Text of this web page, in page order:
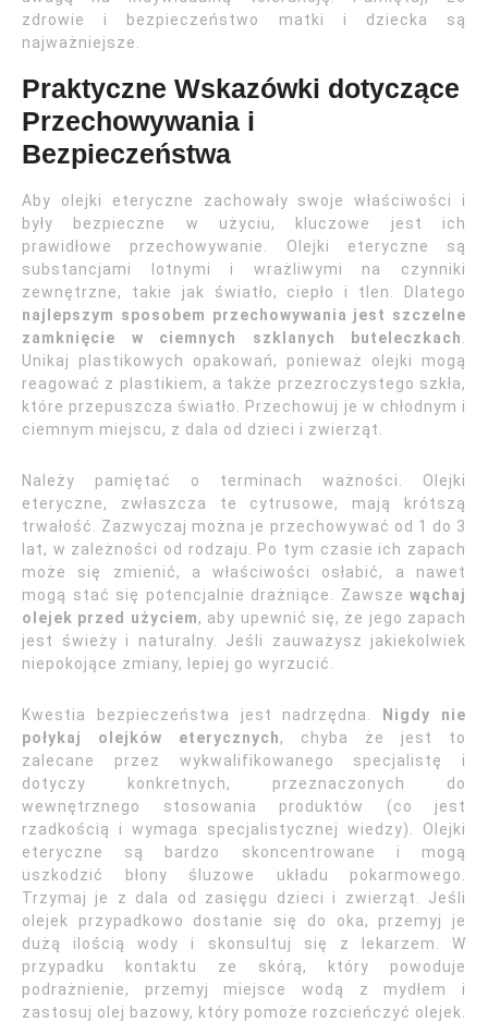
zdrowie i bezpieczeństwo matki i dziecka są
najważniejsze.
Praktyczne Wskazówki dotyczące
Przechowywania i
Bezpieczeństwa
Aby olejki eteryczne zachowały swoje właściwości i
były bezpieczne w użyciu, kluczowe jest ich
prawidłowe przechowywanie. Olejki eteryczne są
substancjami lotnymi i wrażliwymi na czynniki
zewnętrzne, takie jak światło, ciepło i tlen. Dlatego
najlepszym sposobem przechowywania jest szczelne
zamknięcie w ciemnych szklanych buteleczkach
Unikaj plastikowych opakowań, ponieważ olejki mogą
reagować z plastikiem, a także przezroczystego szkła,
które przepuszcza światło. Przechowuj je w chłodnym i
ciemnym miejscu, z dala od dzieci i zwierząt.
Należy pamiętać o terminach ważności. Olejki
eteryczne, zwłaszcza te cytrusowe, mają krótszą
trwałość. Zazwyczaj można je przechowywać od 1 do 3
lat, w zależności od rodzaju. Po tym czasie ich zapach
może się zmienić, a właściwości osłabić, a nawet
mogą stać się potencjalnie drażniące. Zawsze wąchaj
olejek przed użyciem, aby upewnić się, że jego zapach
jest świeży i naturalny. Jeśli zauważysz jakiekolwiek
niepokojące zmiany, lepiej go wyrzucić.
Kwestia bezpieczeństwa jest nadrzędna.
Nigdy nie
połykaj olejków eterycznych, chyba że jest to
zalecane przez wykwalifikowanego specjalistę i
dotyczy konkretnych, przeznaczonych do
wewnętrznego stosowania produktów (co jest
rzadkością i wymaga specjalistycznej wiedzy). Olejki
eteryczne są bardzo skoncentrowane i mogą
uszkodzić błony śluzowe układu pokarmowego.
Trzymaj je z dala od zasięgu dzieci i zwierząt. Jeśli
olejek przypadkowo dostanie się do oka, przemyj je
dużą ilością wody i skonsultuj się z lekarzem. W
przypadku kontaktu ze skórą, który powoduje
podrażnienie, przemyj miejsce wodą z mydłem i
zastosuj olej bazowy, który pomoże rozcieńczyć olejek.